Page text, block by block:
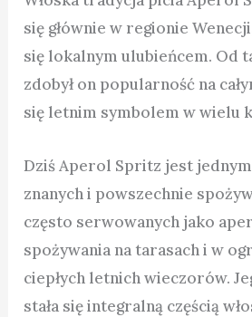
się głównie w regionie
się lokalnym ulubieńcem. Od
zdobył on popularność na
się letnim symbolem w wielu
Dziś Aperol Spritz jest
znanych i powszechnie
często serwowanych jako
spożywania na tarasach i w
ciepłych letnich wieczorów.
stała się integralną częścią